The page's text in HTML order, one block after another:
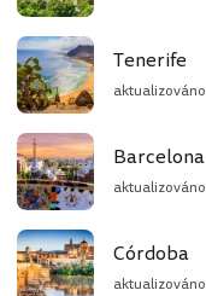
Tenerife
aktualizováno
Barcelona
aktualizováno
Córdoba
aktualizováno